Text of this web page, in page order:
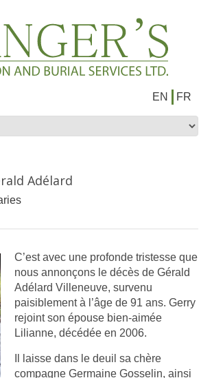
EN FR
Adélard
C’est avec une profonde tristesse que
nous annonçons le décès de Gérald
Adélard Villeneuve, survenu
paisiblement à l’âge de 91 ans. Gerry
rejoint son épouse bien-aimée
Lilianne, décédée en 2006.
Il laisse dans le deuil sa chère
compagne Germaine Gosselin, ainsi